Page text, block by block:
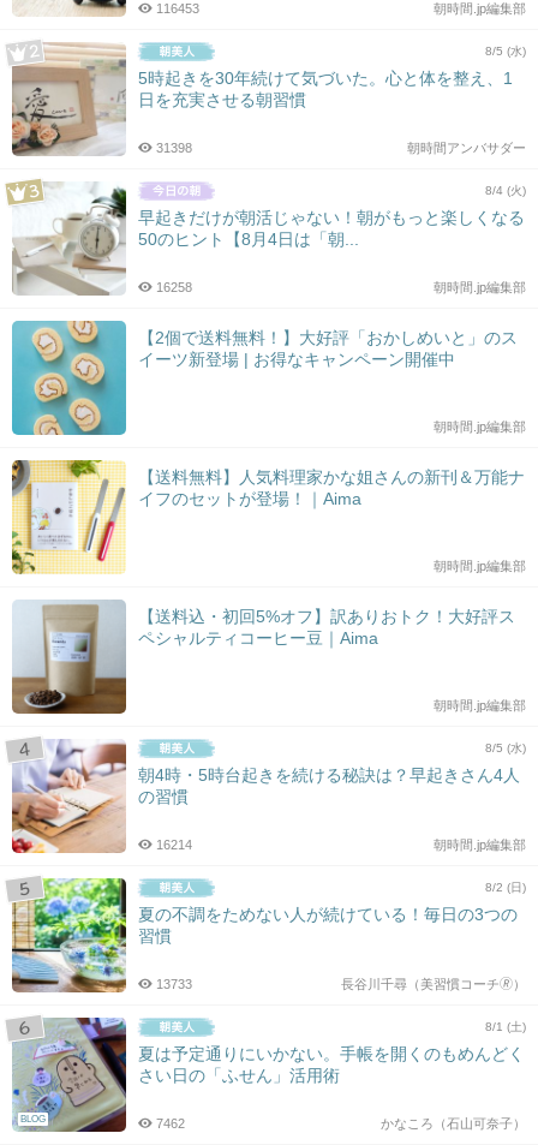
朝時間.jp編集部
116453
8/5 (水)
5時起きを30年続けて気づいた。心と体を整え、1
日を充実させる朝習慣
朝時間アンバサダー
31398
8/4 (火)
早起きだけが朝活じゃない！朝がもっと楽しくなる
50のヒント【8月4日は「朝...
朝時間.jp編集部
16258
【2個で送料無料！】大好評「おかしめいと」のス
イーツ新登場 | お得なキャンペーン開催中
朝時間.jp編集部
【送料無料】人気料理家かな姐さんの新刊＆万能ナ
イフのセットが登場！｜Aima
朝時間.jp編集部
【送料込・初回5%オフ】訳ありおトク！大好評ス
ペシャルティコーヒー豆｜Aima
朝時間.jp編集部
8/5 (水)
朝4時・5時台起きを続ける秘訣は？早起きさん4人
の習慣
朝時間.jp編集部
16214
8/2 (日)
夏の不調をためない人が続けている！毎日の3つの
習慣
長谷川千尋（美習慣コーチ🄬）
13733
BLOG
8/1 (土)
夏は予定通りにいかない。手帳を開くのもめんどく
さい日の「ふせん」活用術
かなころ（石山可奈子）
7462